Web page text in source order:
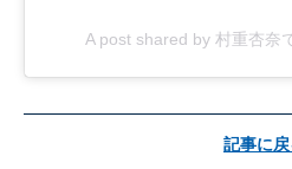
A post shared by 村重杏奈
記事に戻